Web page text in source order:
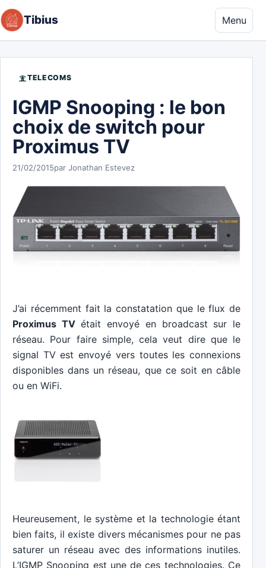
Aller au contenu
Tibius Menu
TELECOMS
IGMP Snooping : le bon
choix de switch pour
Proximus TV
21/02/2015par Jonathan Estevez
J’ai récemment fait la constatation que le flux de
Proximus TVétait envoyé en broadcast sur le
réseau. Pour faire simple, cela veut dire que le
signal TV est envoyé vers toutes les connexions
disponibles dans un réseau, que ce soit en câble
ou en WiFi.
Heureusement, le système et la technologie étant
bien faits, il existe divers mécanismes pour ne pas
saturer un réseau avec des informations inutiles.
L’IGMP Snooping est une de ces technologies. Ce